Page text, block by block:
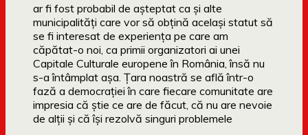
ar fi fost probabil de așteptat ca și alte
municipalități care vor să obțină același statut să
se fi interesat de experiența pe care am
căpătat-o noi, ca primii organizatori ai unei
Capitale Culturale europene în România, însă nu
s-a întâmplat așa. Țara noastră se află într-o
fază a democrației în care fiecare comunitate are
impresia că știe ce are de făcut, că nu are nevoie
de alții și că își rezolvă singuri problemele